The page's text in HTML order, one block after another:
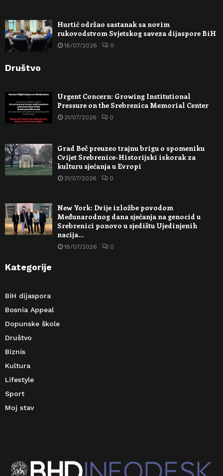
Hurtić održao sastanak sa novim
rukovodstvom Svjetskog saveza dijaspore BiH
16/07/2026 0
Društvo
Urgent Concern: Growing Institutional
Pressure on the Srebrenica Memorial Center
31/07/2026 0
Grad Beč preuzeo trajnu brigu o spomeniku
Cvijet Srebrenice-Historijski iskorak za
kulturu sjećanja u Evropi
31/07/2026 0
New York: Dvije izložbe povodom
Međunarodnog dana sjećanja na genocid u
Srebrenici ponovo u sjedištu Ujedinjenih
nacija…
18/07/2026 0
Kategorije
BiH dijaspora
Bosnia Appeal
Dopunske škole
Društvo
Biznis
Kultura
Lifestyle
Sport
Moj stav